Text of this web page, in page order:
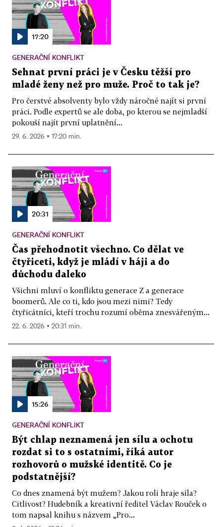
17:20
GENERAČNÍ KONFLIKT
Sehnat první práci je v Česku těžší pro
mladé ženy než pro muže. Proč to tak je?
Pro čerstvé absolventy bylo vždy náročné najít si první
práci. Podle expertů se ale doba, po kterou se nejmladší
pokouší najít první uplatnění...
29. 6. 2026 ▪ 17:20 min.
20:31
GENERAČNÍ KONFLIKT
Čas přehodnotit všechno. Co dělat ve
čtyřiceti, když je mládí v háji a do
důchodu daleko
Všichni mluví o konfliktu generace Z a generace
boomerů. Ale co ti, kdo jsou mezi nimi? Tedy
čtyřicátníci, kteří trochu rozumí oběma znesvářeným...
22. 6. 2026 ▪ 20:31 min.
15:26
GENERAČNÍ KONFLIKT
Být chlap neznamená jen sílu a ochotu
rozdat si to s ostatními, říká autor
rozhovorů o mužské identitě. Co je
podstatnější?
Co dnes znamená být mužem? Jakou roli hraje síla?
Citlivost? Hudebník a kreativní ředitel Václav Rouček o
tom napsal knihu s názvem „Pro...